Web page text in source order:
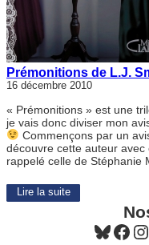
Prémonitions de L.J.
16 décembre 2010
« Prémonitions » est une
je vais donc diviser mon
Commençons par un
découvre cette auteur avec
rappelé celle de Stéphanie
Lire la suite
Bluesky Facebook Instagram